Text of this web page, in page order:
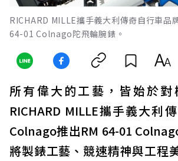
RICHARD MILLE攜手義大利傳奇自行車品
64-01 Colnago陀飛輪腕錶。
所有偉大的工藝，皆始於對
RICHARD MILLE攜手義大利
Colnago推出RM 64-01
將製錶工藝、競速精神與工程